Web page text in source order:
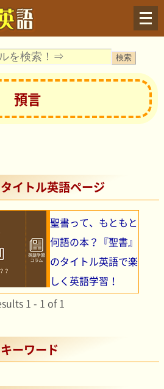
Menu
預言
イトル英語ページ
聖書って、もともと
何語の本？『聖書』
のタイトル英語で楽
しく英語学習！
1 - 1 of 1
ーワード